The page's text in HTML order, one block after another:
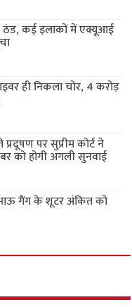
ठंड, कई इलाकों में एक्यूआई
ही निकला चोर, 4 करोड़
पर सुप्रीम कोर्ट ने
को होगी अगली सुनवाई
गैंग के शूटर अंकित को